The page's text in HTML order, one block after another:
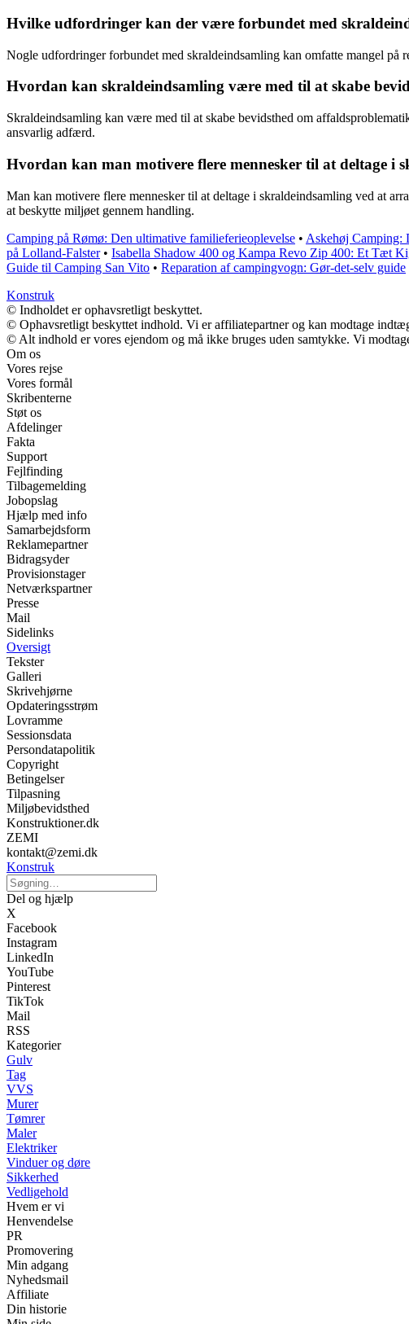
Hvilke udfordringer kan der være forbundet med
Nogle udfordringer forbundet med skraldeindsamling kan omfatte mangel
Hvordan kan skraldeindsamling være med til at skabe
Skraldeindsamling kan være med til at skabe bevidsthed om
ansvarlig adfærd.
Hvordan kan man motivere flere mennesker til at deltage i
Man kan motivere flere mennesker til at deltage i skraldeindsamling ved at
at beskytte miljøet gennem handling.
Camping på Rømø: Den ultimative familieferieoplevelse • Askehøj Camping:
på Lolland-Falster• Isabella Shadow 400 og Kampa Revo Zip 400: Et Tæt
Guide til Camping San Vito • Reparation af campingvogn: Gør-det-selv guide
Konstruk
© Indholdet er ophavsretligt beskyttet.
© Ophavsretligt beskyttet indhold. Vi er affiliatepartner og kan modtage
© Alt indhold er vores ejendom og må ikke bruges uden samtykke. Vi
Om os
Vores rejse
Vores formål
Skribenterne
Støt os
Afdelinger
Fakta
Support
Fejlfinding
Tilbagemelding
Jobopslag
Hjælp med info
Samarbejdsform
Reklamepartner
Bidragsyder
Provisionstager
Netværkspartner
Presse
Mail
Sidelinks
Oversigt
Tekster
Galleri
Skrivehjørne
Opdateringsstrøm
Lovramme
Sessionsdata
Persondatapolitik
Copyright
Betingelser
Tilpasning
Miljøbevidsthed
Konstruktioner.dk
ZEMI
kontakt@zemi.dk
Konstruk
Del og hjælp
X
Facebook
Instagram
LinkedIn
YouTube
Pinterest
TikTok
Mail
RSS
Kategorier
Gulv
Tag
VVS
Murer
Tømrer
Maler
Elektriker
Vinduer og døre
Sikkerhed
Vedligehold
Hvem er vi
Henvendelse
PR
Promovering
Min adgang
Nyhedsmail
Affiliate
Din historie